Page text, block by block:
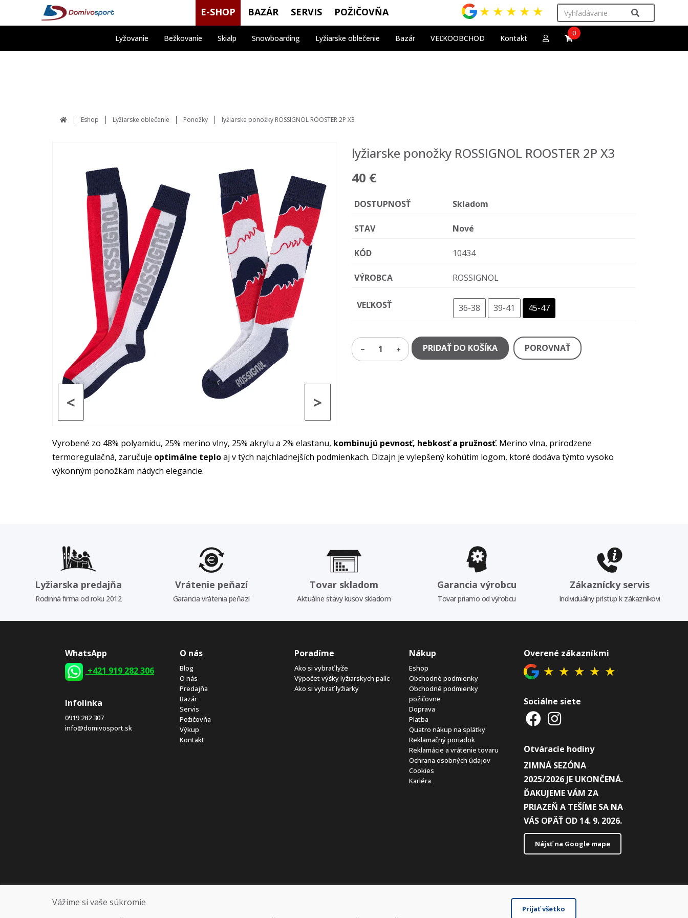
E-SHOP BAZÁR SERVIS POŽIČOVŇA ★ ★ ★ ★ ★
Lyžovanie Bežkovanie Skialp Snowboarding Lyžiarske oblečenie Bazár VEĽKOOBCHOD Kontakt
0
Eshop Lyžiarske oblečenie Ponožky lyžiarske ponožky ROSSIGNOL ROOSTER 2P X3
>
<
lyžiarske ponožky ROSSIGNOL ROOSTER 2P X3
40 €
DOSTUPNOSŤ Skladom
STAV Nové
KÓD 10434
VÝROBCA ROSSIGNOL
VEĽKOSŤ 36-38 39-41 45-47
1 PRIDAŤ DO KOŠÍKA POROVNAŤ
Vyrobené zo 48% polyamidu, 25% merino vlny, 25% akrylu a 2% elastanu, kombinujú pevnosť, hebkosť a pružnosť. Merino vlna, prirodzene
termoregulačná, zaručuje optimálne teploaj v tých najchladnejších podmienkach. Dizajn je vylepšený kohútim logom, ktoré dodáva týmto vysoko
výkonným ponožkám nádych elegancie.
Lyžiarska predajňa
Rodinná firma od roku 2012
Vrátenie peňazí
Garancia vrátenia peňazí
Tovar skladom
Aktuálne stavy kusov skladom
Garancia výrobcu
Tovar priamo od výrobcu
Zákaznícky servis
Individuálny prístup k zákazníkovi
WhatsApp
+421 919 282 306
Infolinka
0919 282 307
info@domivosport.sk
O nás
Blog
O nás
Predajňa
Bazár
Servis
Požičovňa
Výkup
Kontakt
Poradíme
Ako si vybrať lyže
Výpočet výšky lyžiarskych palíc
Ako si vybrať lyžiarky
Nákup
Eshop
Obchodné podmienky
Obchodné podmienky
požičovne
Doprava
Platba
Quatro nákup na splátky
Reklamačný poriadok
Reklamácie a vrátenie tovaru
Ochrana osobných údajov
Cookies
Kariéra
Overené zákazníkmi
★ ★ ★ ★ ★
Sociálne siete
Otváracie hodiny
ZIMNÁ SEZÓNA
2025/2026 JE UKONČENÁ.
ĎAKUJEME VÁM ZA
PRIAZEŇ A TEŠÍME SA NA
VÁS OPÄŤ OD 14. 9. 2026.
Nájsť na Google mape
Vážime si vaše súkromie
Prijať všetko